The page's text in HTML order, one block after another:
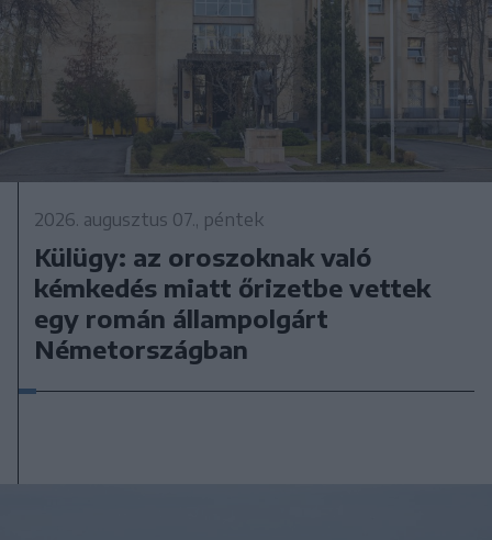
2026. augusztus 07., péntek
Külügy: az oroszoknak való
kémkedés miatt őrizetbe vettek
egy román állampolgárt
Németországban